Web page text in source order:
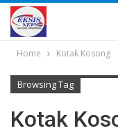
Home Kotak Kosong
Browsing Tag
Kotak